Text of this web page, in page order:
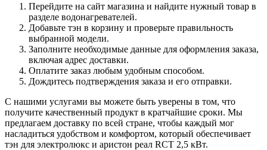
Перейдите на сайт магазина и найдите нужный товар в
разделе водонагревателей.
Добавьте тэн в корзину и проверьте правильность
выбранной модели.
Заполните необходимые данные для оформления заказа,
включая адрес доставки.
Оплатите заказ любым удобным способом.
Дождитесь подтверждения заказа и его отправки.
С нашими услугами вы можете быть уверены в том, что
получите качественный продукт в кратчайшие сроки. Мы
предлагаем доставку по всей стране, чтобы каждый мог
насладиться удобством и комфортом, который обеспечивает
тэн для электролюкс и аристон реал RCT 2,5 кВт.